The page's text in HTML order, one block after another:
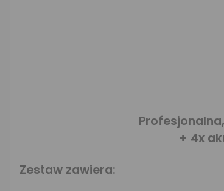
+ 4x
Zestaw zawiera: